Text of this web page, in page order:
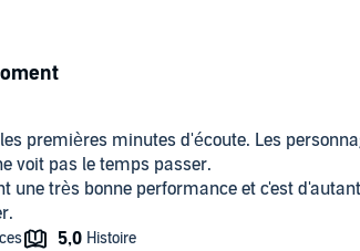
premières minutes d'écoute. Les
voit pas le temps passer.
une très bonne performance et c'est